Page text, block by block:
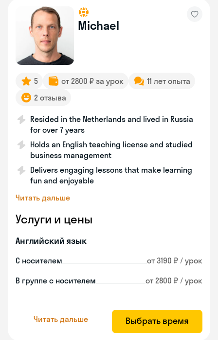
Michael
5 от 2800 ₽ за урок
11 лет опыта
2 отзыва
Resided in the Netherlands and lived in Russia
for over 7 years
Holds an English teaching license and studied
business management
Delivers engaging lessons that make learning
fun and enjoyable
Читать дальше
Услуги и цены
Английский язык
С носителем от 3190 ₽ / урок
В группе с носителем от 2800 ₽ / урок
Читать дальше Выбрать время